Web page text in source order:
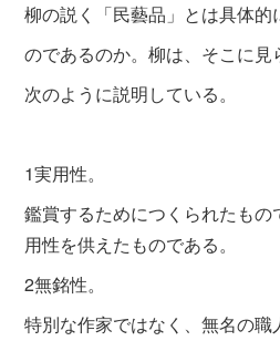
柳の説く「民藝品」とは具体的
のであるのか。柳は、そこに見
次のように説明している。
1実用性。
鑑賞するためにつくられたも
用性を供えたものである。
2無銘性。
特別な作家ではなく、無名の